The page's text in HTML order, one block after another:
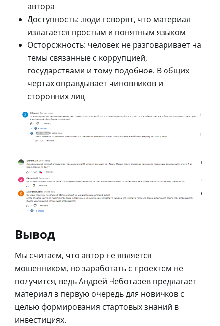
автора
Доступность: люди говорят, что материал
излагается простым и понятным языком
Осторожность: человек не разговаривает на
темы связанные с коррупцией,
государствами и тому подобное. В общих
чертах оправдывает чиновников и
сторонних лиц
Вывод
Мы считаем, что автор не является
мошенником, но заработать с проектом не
получится, ведь Андрей Чеботарев предлагает
материал в первую очередь для новичков с
целью формирования стартовых знаний в
инвестициях.